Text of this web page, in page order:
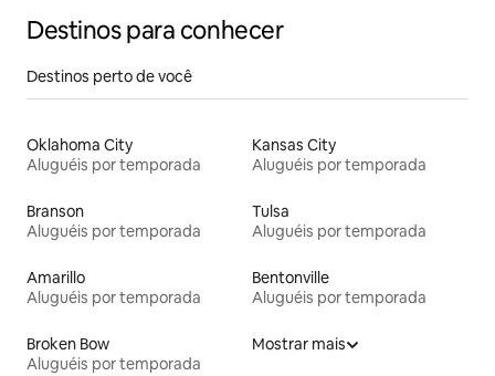
Destinos para conhecer
Destinos perto de você
Oklahoma City
Aluguéis por temporada
Kansas City
Aluguéis por temporada
Branson
Aluguéis por temporada
Tulsa
Aluguéis por temporada
Amarillo
Aluguéis por temporada
Bentonville
Aluguéis por temporada
Broken Bow
Aluguéis por temporada
Mostrar mais